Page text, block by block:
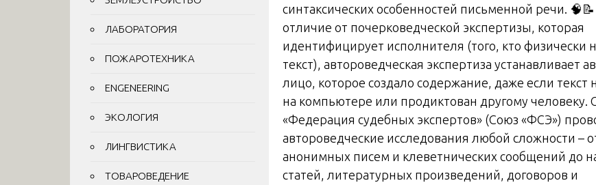
синтаксических особенностей письменной речи.
отличие от почерковедческой экспертизы, которая
идентифицирует исполнителя (того, кто физически
текст), автороведческая экспертиза устанавливает
лицо, которое создало содержание, даже если текст
на компьютере или продиктован другому человеку.
«Федерация судебных экспертов» (Союз «ФСЭ»)
автороведческие исследования любой сложности –
анонимных писем и клеветнических сообщений до
статей, литературных произведений, договоров и
ЛАБОРАТОРИЯ
ПОЖАРОТЕХНИКА
ENGENEERING
ЭКОЛОГИЯ
ЛИНГВИСТИКА
ТОВАРОВЕДЕНИЕ